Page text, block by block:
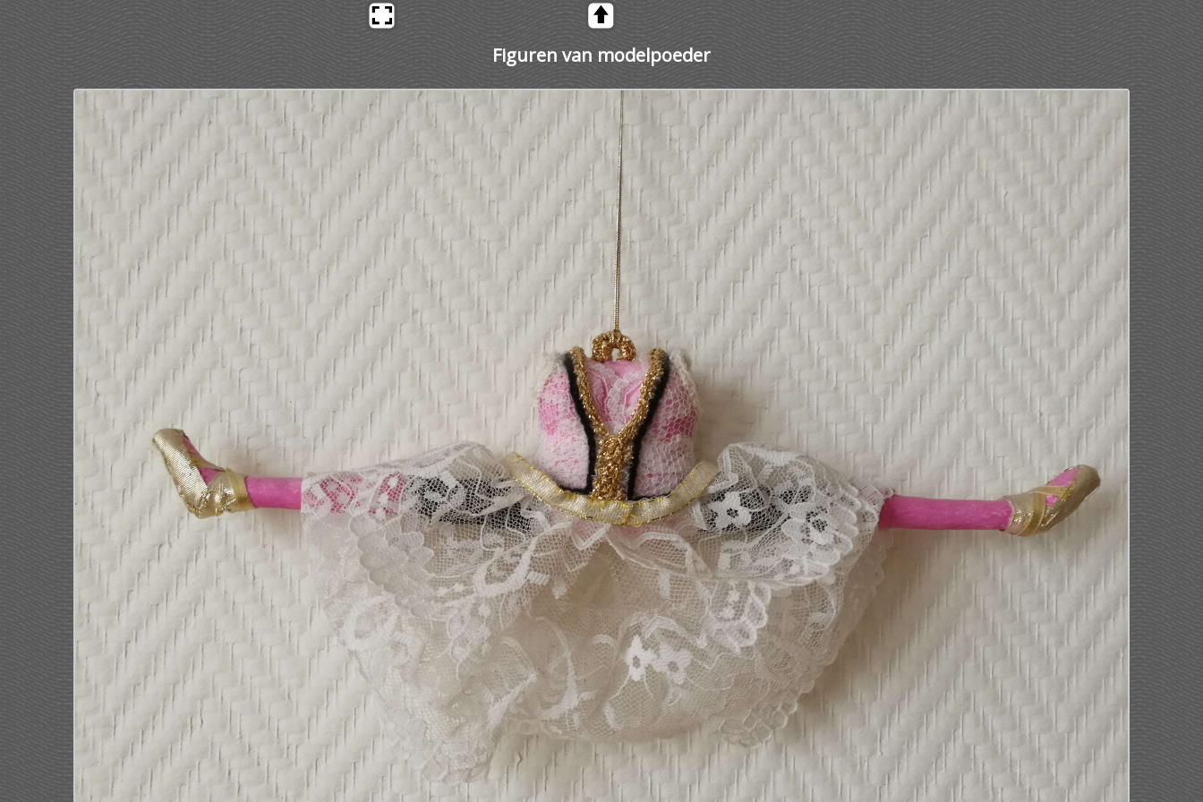
Figuren van modelpoeder